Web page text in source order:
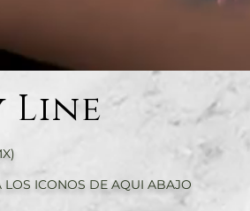
Line
LOS ICONOS DE AQUI ABAJO